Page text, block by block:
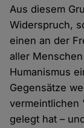
Aus diesem
Widerspruch,
einen an der
aller
Humanismus
Gegensätze
vermeintlichen
gelegt hat –